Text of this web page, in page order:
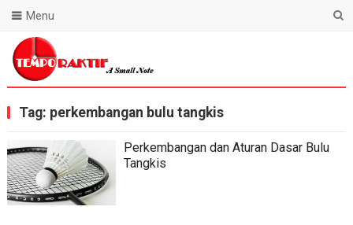
Blog Temporaktif
Menu
Tag: perkembangan bulu tangkis
Perkembangan dan Aturan Dasar Bulu
Tangkis